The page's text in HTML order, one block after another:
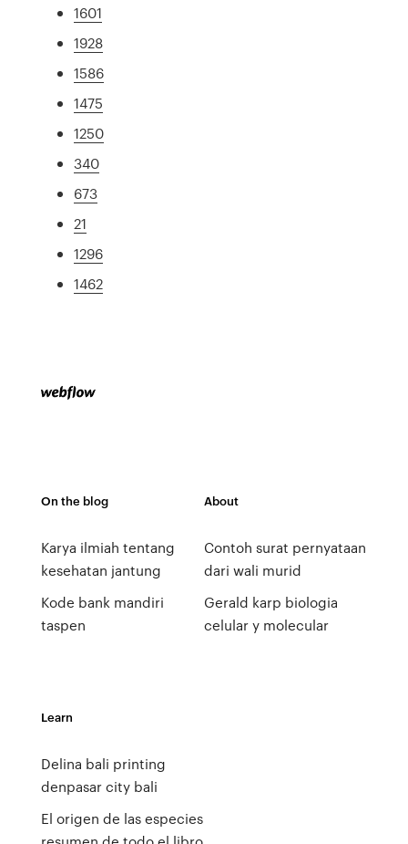
1601
1928
1586
1475
1250
340
673
21
1296
1462
On the blog
Karya ilmiah tentang
kesehatan jantung
Kode bank mandiri
taspen
About
Contoh surat pernyataan
dari wali murid
Gerald karp biologia
celular y molecular
Learn
Delina bali printing
denpasar city bali
El origen de las especies